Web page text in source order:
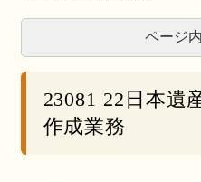
ページ
23081 22日本遺
作成業務